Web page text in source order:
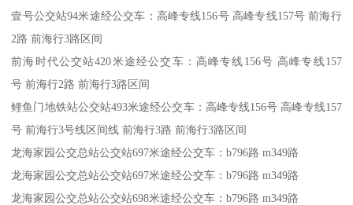
壹号公交站94米途经公交车：高峰专线156号 高峰专线157号 前海行
2路 前海行3路区间
前海时代公交站420米途经公交车：高峰专线156号 高峰专线157
号 前海行2路 前海行3路区间
鲤鱼门地铁站公交站493米途经公交车：高峰专线156号 高峰专线157
号 前海行3号线区间线 前海行3路 前海行3路区间
龙海家园公交总站公交站697米途经公交车：b796路 m349路
龙海家园公交总站公交站697米途经公交车：b796路 m349路
龙海家园公交总站公交站698米途经公交车：b796路 m349路